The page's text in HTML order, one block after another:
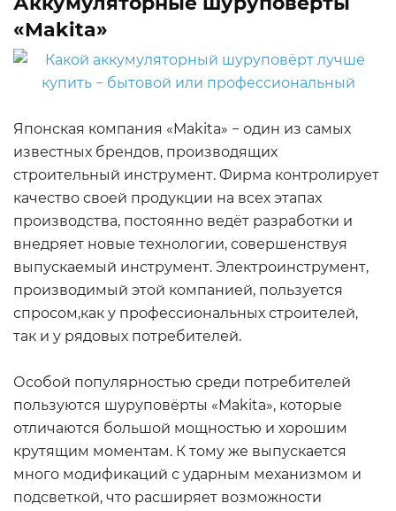
«Makita»
Японская компания «Makita» − один из самых
известных брендов, производящих
строительный инструмент. Фирма контролирует
качество своей продукции на всех этапах
производства, постоянно ведёт разработки и
внедряет новые технологии, совершенствуя
выпускаемый инструмент. Электроинструмент,
производимый этой компанией, пользуется
спросом,как у профессиональных строителей,
так и у рядовых потребителей.
Особой популярностью среди потребителей
пользуются шуруповёрты «Makita», которые
отличаются большой мощностью и хорошим
крутящим моментам. К тому же выпускается
много модификаций с ударным механизмом и
подсветкой, что расширяет возможности